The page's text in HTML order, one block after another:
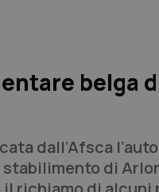
belga
dall’Afsca
di